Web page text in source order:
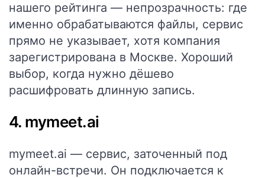
нашего рейтинга — непрозрачность: где
именно обрабатываются файлы, сервис
прямо не указывает, хотя компания
зарегистрирована в Москве. Хороший
выбор, когда нужно дёшево
расшифровать длинную запись.
4. mymeet.ai
mymeet.ai — сервис, заточенный под
онлайн-встречи. Он подключается к